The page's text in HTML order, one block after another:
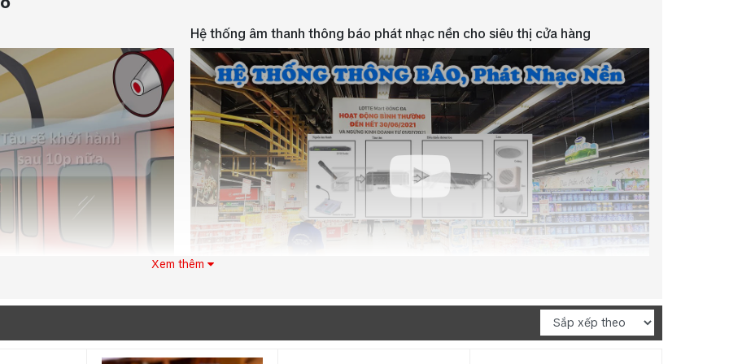
đảm bảo hành khách luôn
an toàn và điều hướng dòng
Hệ thống âm thanh thông báo phát nhạc nền cho siêu thị cửa hàng
giúp truyền tải thông tin về chương
trình khuyến mãi, hướng dẫn, hoặc thông báo khẩn cấp đến khách hàng một cách
nhanh chóng và hiệu quả. Đồng thời, việc phát nhạc nền tạo không gian mua sắm
Xem thêm